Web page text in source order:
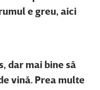
e greu, aici
dar mai bine să
vină. Prea multe